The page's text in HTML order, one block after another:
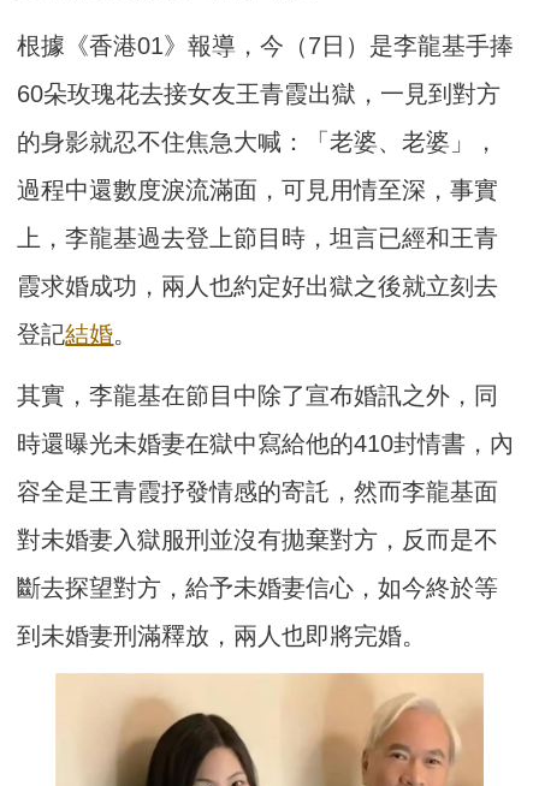
根據《香港01》報導，今（7日）是李龍基手捧
60朵玫瑰花去接女友王青霞出獄，一見到對方
的身影就忍不住焦急大喊：「老婆、老婆」，
過程中還數度淚流滿面，可見用情至深，事實
上，李龍基過去登上節目時，坦言已經和王青
霞求婚成功，兩人也約定好出獄之後就立刻去
登記結婚。
其實，李龍基在節目中除了宣布婚訊之外，同
時還曝光未婚妻在獄中寫給他的410封情書，內
容全是王青霞抒發情感的寄託，然而李龍基面
對未婚妻入獄服刑並沒有拋棄對方，反而是不
斷去探望對方，給予未婚妻信心，如今終於等
到未婚妻刑滿釋放，兩人也即將完婚。